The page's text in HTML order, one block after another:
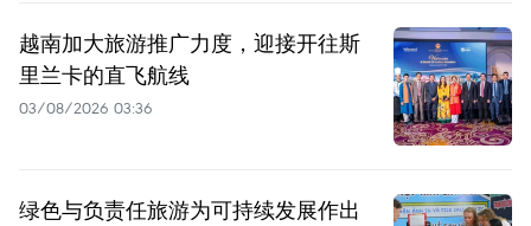
越南加大旅游推广力度，迎接开往斯
里兰卡的直飞航线
03/08/2026 03:36
绿色与负责任旅游为可持续发展作出